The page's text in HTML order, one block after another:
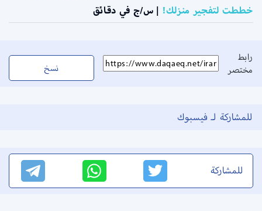
خططت لتفجير منزلك! | س/ج في دقائق
رابط
مختصر
نسخ
للمشاركة لـ فيسبوك
للمشاركة